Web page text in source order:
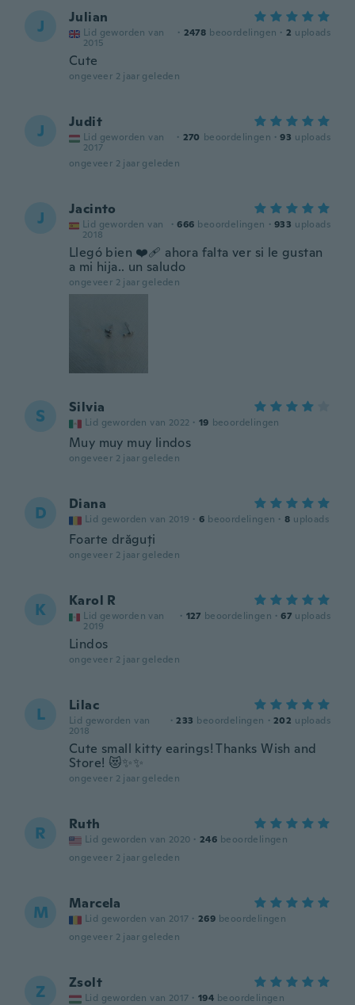
J Julian
Lid geworden van
2015
· 2478 beoordelingen · 2 uploads
Cute
ongeveer 2 jaar geleden
J Judit
Lid geworden van
2017
· 270 beoordelingen · 93 uploads
ongeveer 2 jaar geleden
J Jacinto
Lid geworden van
2018
· 666 beoordelingen · 933 uploads
Llegó bien ❤️‍🩹 ahora falta ver si le gustan
a mi hija.. un saludo
ongeveer 2 jaar geleden
S Silvia
Lid geworden van 2022 · 19 beoordelingen
Muy muy muy lindos
ongeveer 2 jaar geleden
D Diana
Lid geworden van 2019 · 6 beoordelingen · 8 uploads
Foarte drăguți
ongeveer 2 jaar geleden
K Karol R
Lid geworden van
2019
· 127 beoordelingen · 67 uploads
Lindos
ongeveer 2 jaar geleden
L Lilac
Lid geworden van
2018
· 233 beoordelingen · 202 uploads
Cute small kitty earings! Thanks Wish and
Store! 😻✨✨
ongeveer 2 jaar geleden
R Ruth
Lid geworden van 2020 · 246 beoordelingen
ongeveer 2 jaar geleden
M Marcela
Lid geworden van 2017 · 269 beoordelingen
ongeveer 2 jaar geleden
Z Zsolt
Lid geworden van 2017 · 194 beoordelingen